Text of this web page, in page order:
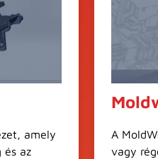
amely
és az
A
vagy